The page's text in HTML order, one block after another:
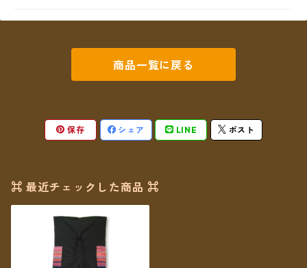
商品一覧に戻る
保存 シェア LINE ポスト
⌘ 最近チェックした商品 ⌘